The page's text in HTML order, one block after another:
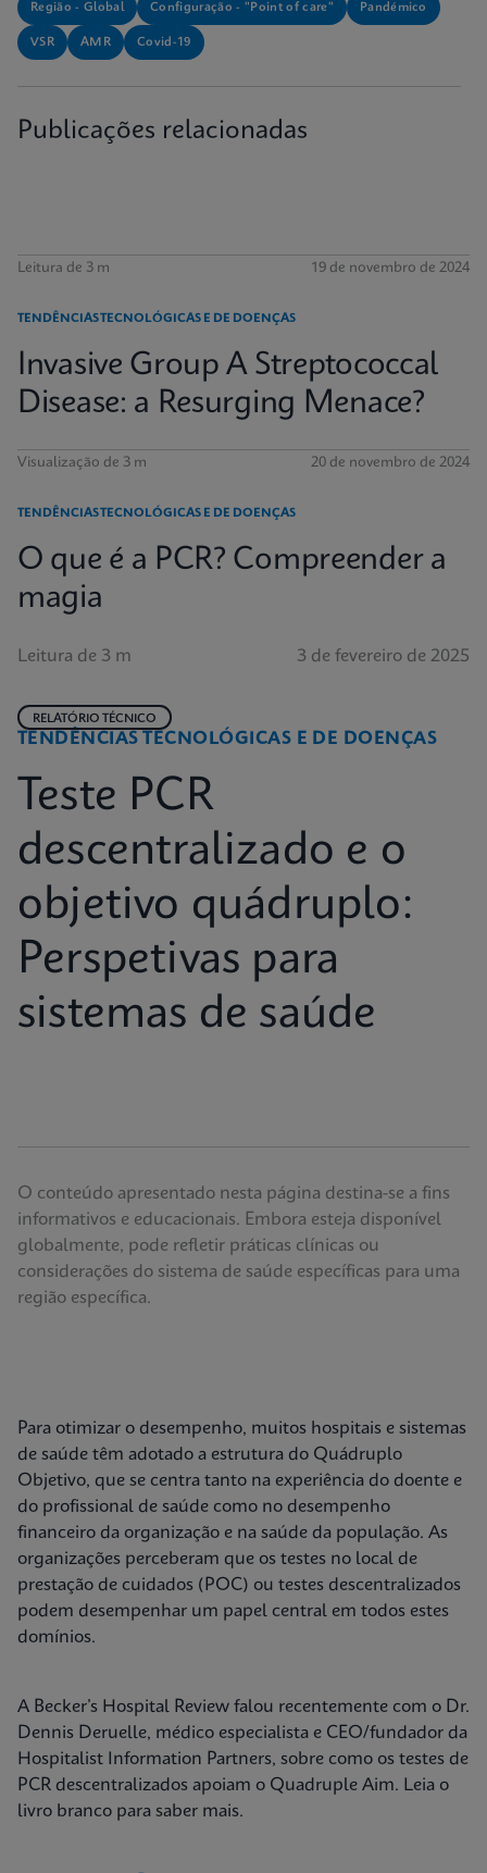
Região - Global Configuração - "Point of care" Pandémico
VSR AMR Covid-19
Publicações relacionadas
Leitura de 3 m 19 de novembro de 2024
TENDÊNCIAS TECNOLÓGICAS E DE DOENÇAS
Invasive Group A Streptococcal
Disease: a Resurging Menace?
Visualização de 3 m 20 de novembro de 2024
TENDÊNCIAS TECNOLÓGICAS E DE DOENÇAS
O que é a PCR? Compreender a
magia
Leitura de 3 m 3 de fevereiro de 2025
TENDÊNCIAS TECNOLÓGICAS E DE DOENÇAS
RELATÓRIO TÉCNICO
Teste PCR
descentralizado e o
objetivo quádruplo:
Perspetivas para
sistemas de saúde
O conteúdo apresentado nesta página destina-se a fins
informativos e educacionais. Embora esteja disponível
globalmente, pode refletir práticas clínicas ou
considerações do sistema de saúde específicas para uma
região específica.
Para otimizar o desempenho, muitos hospitais e sistemas
de saúde têm adotado a estrutura do Quádruplo
Objetivo, que se centra tanto na experiência do doente e
do profissional de saúde como no desempenho
financeiro da organização e na saúde da população. As
organizações perceberam que os testes no local de
prestação de cuidados (POC) ou testes descentralizados
podem desempenhar um papel central em todos estes
domínios.
A Becker’s Hospital Review falou recentemente com o Dr.
Dennis Deruelle, médico especialista e CEO/fundador da
Hospitalist Information Partners, sobre como os testes de
PCR descentralizados apoiam o Quadruple Aim. Leia o
livro branco para saber mais.